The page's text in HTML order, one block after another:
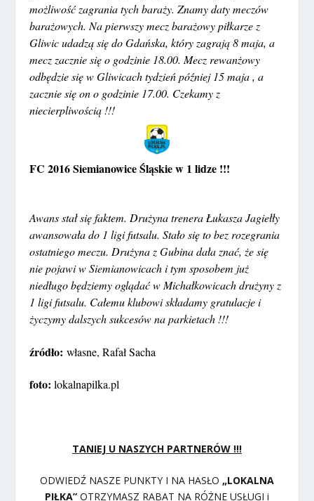
możliwość zagrania tych baraży. Znamy daty meczów
barażowych. Na pierwszy mecz barażowy piłkarze z
Gliwic udadzą się do Gdańska, który zagrają 8 maja, a
mecz zacznie się o godzinie 18.00. Mecz rewanżowy
odbędzie się w Gliwicach tydzień później 15 maja , a
zacznie się on o godzinie 17.00. Czekamy z
niecierpliwością !!!
FC 2016 Siemianowice Śląskie w 1 lidze !!!
Awans stał się faktem. Drużyna trenera Łukasza Jagiełły
awansowała do 1 ligi futsalu. Stało się to bez rozegrania
ostatniego meczu. Drużyna z Gubina dała znać, że się
nie pojawi w Siemianowicach i tym sposobem już
niedługo będziemy oglądać w Michałkowicach drużyny z
1 ligi futsalu. Całemu klubowi składamy gratulacje i
życzymy dalszych sukcesów na parkietach !!!
źródło:własne, Rafał Sacha
foto:lokalnapilka.pl
TANIEJ U NASZYCH PARTNERÓW !!!
ODWIEDŹ NASZE PUNKTY I NA HASŁO „LOKALNA
PIŁKA” OTRZYMASZ RABAT NA RÓŻNE USŁUGI i